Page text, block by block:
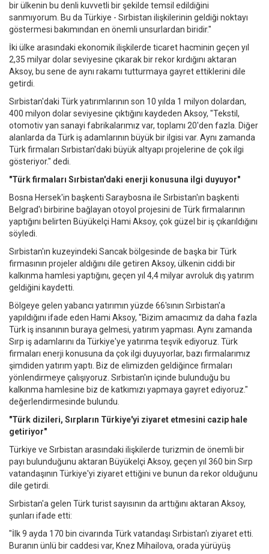
bir ülkenin bu denli kuvvetli bir şekilde temsil edildiğini
sanmıyorum. Bu da Türkiye - Sırbistan ilişkilerinin geldiği noktayı
göstermesi bakımından en önemli unsurlardan biridir."
İki ülke arasındaki ekonomik ilişkilerde ticaret hacminin geçen yıl
2,35 milyar dolar seviyesine çıkarak bir rekor kırdığını aktaran
Aksoy, bu sene de aynı rakamı tutturmaya gayret ettiklerini dile
getirdi.
Sırbistan'daki Türk yatırımlarının son 10 yılda 1 milyon dolardan,
400 milyon dolar seviyesine çıktığını kaydeden Aksoy, "Tekstil,
otomotiv yan sanayi fabrikalarımız var, toplamı 20'den fazla. Diğer
alanlarda da Türk iş adamlarının büyük bir ilgisi var. Aynı zamanda
Türk firmaları Sırbistan'daki büyük altyapı projelerine de çok ilgi
gösteriyor." dedi.
"Türk firmaları Sırbistan'daki enerji konusuna ilgi duyuyor"
Bosna Hersek'in başkenti Saraybosna ile Sırbistan'ın başkenti
Belgrad'ı birbirine bağlayan otoyol projesini de Türk firmalarının
yaptığını belirten Büyükelçi Hami Aksoy, çok güzel bir iş çıkarıldığını
söyledi.
Sırbistan'ın kuzeyindeki Sancak bölgesinde de başka bir Türk
firmasının projeler aldığını dile getiren Aksoy, ülkenin ciddi bir
kalkınma hamlesi yaptığını, geçen yıl 4,4 milyar avroluk dış yatırım
geldiğini kaydetti.
Bölgeye gelen yabancı yatırımın yüzde 66'sının Sırbistan'a
yapıldığını ifade eden Hami Aksoy, "Bizim amacımız da daha fazla
Türk iş insanının buraya gelmesi, yatırım yapması. Aynı zamanda
Sırp iş adamlarını da Türkiye'ye yatırıma teşvik ediyoruz. Türk
firmaları enerji konusuna da çok ilgi duyuyorlar, bazı firmalarımız
şimdiden yatırım yaptı. Biz de elimizden geldiğince firmaları
yönlendirmeye çalışıyoruz. Sırbistan'ın içinde bulunduğu bu
kalkınma hamlesine biz de katkımızı yapmaya gayret ediyoruz."
değerlendirmesinde bulundu.
"Türk dizileri, Sırpların Türkiye'yi ziyaret etmesini cazip hale
getiriyor"
Türkiye ve Sırbistan arasındaki ilişkilerde turizmin de önemli bir
payı bulunduğunu aktaran Büyükelçi Aksoy, geçen yıl 360 bin Sırp
vatandaşının Türkiye'yi ziyaret ettiğini ve bunun da rekor olduğunu
dile getirdi.
Sırbistan'a gelen Türk turist sayısının da arttığını aktaran Aksoy,
şunları ifade etti:
"İlk 9 ayda 170 bin civarında Türk vatandaşı Sırbistan'ı ziyaret etti.
Buranın ünlü bir caddesi var, Knez Mihailova, orada yürüyüş